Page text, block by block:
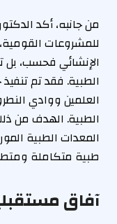
من جانبه، أكد
للمشروعات
الإنشائي فحسب،
الطبية. فقد تم
العلمين ووادي
الطبية. الهدف من
المعدات الطبية
طبية متكاملة
آفاق